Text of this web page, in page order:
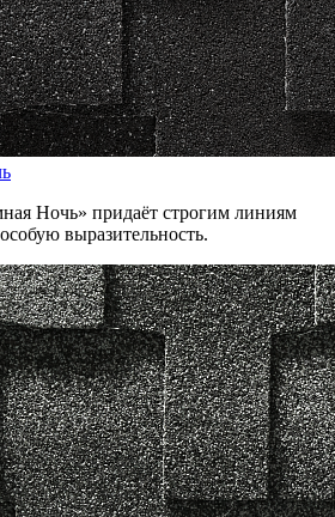
Ночь» придаёт строгим линиям
выразительность.